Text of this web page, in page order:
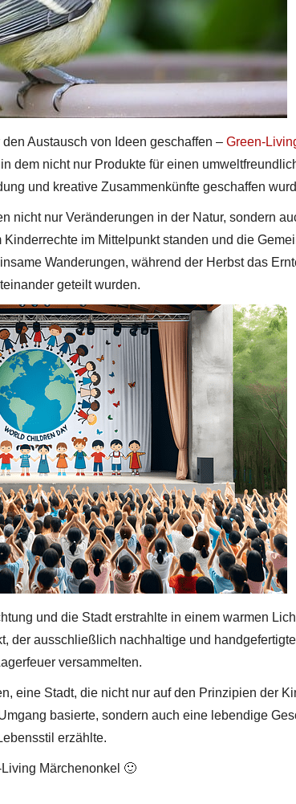
Austausch von Ideen geschaffen – Green-
dem nicht nur Produkte für einen
und kreative Zusammenkünfte geschaffen
nicht nur Veränderungen in der Natur, sondern
im Mittelpunkt standen und die
Wanderungen, während der Herbst das
geteilt wurden.
und die Stadt erstrahlte in einem warmen
der ausschließlich nachhaltige und
versammelten.
eine Stadt, die nicht nur auf den Prinzipien der
basierte, sondern auch eine lebendige
erzählte.
Märchenonkel 🙂